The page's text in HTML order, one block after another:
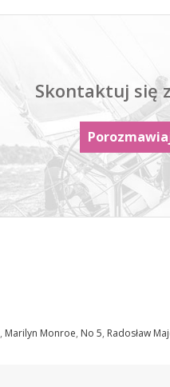
Skontaktuj się
, Marilyn Monroe, No 5, Radosław